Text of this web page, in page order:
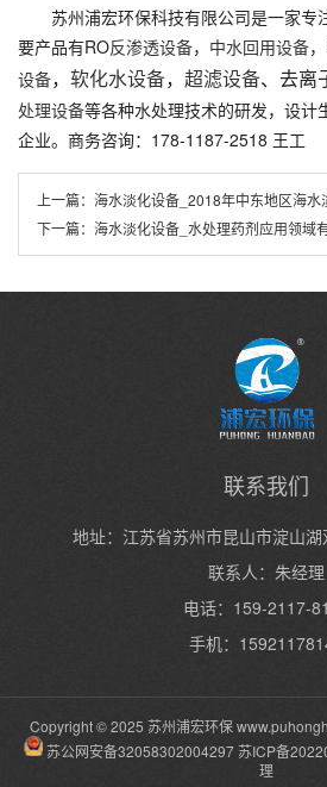
苏州浦宏环保科技有限公司是一家专
要产品有RO反渗透设备， 中水回用设备
设备， 软化水设备， 超滤设备、去离
处理设备等各种水处理技术的研发，设计
企业。商务咨询：178-1187-2518 王工
上一篇： 海水淡化设备_2018年中东地区海水淡化产
下一篇： 海水淡化设备_水处理药剂应用领域
联系我们
地址：江苏省苏州市昆山市淀山
联系人：朱经理
电话：159-2117-
手机：
Copyright © 2025 苏州浦宏环保
苏公网安备32058302004297 苏ICP备
理